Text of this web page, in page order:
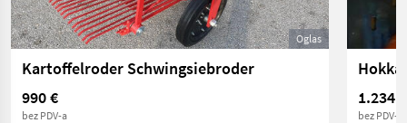
Oglas
Kartoffelroder Schwingsiebroder
990 €
bez PDV-a
1.234 €
bez PDV-a